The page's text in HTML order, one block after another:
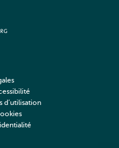
d’utilisation